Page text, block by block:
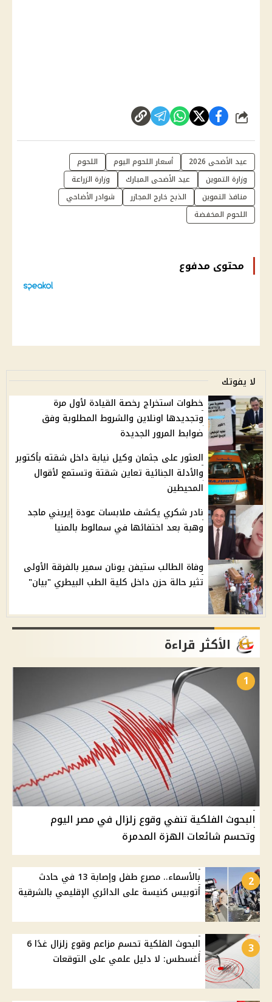
شارك
عيد الأضحى 2026 أسعار اللحوم اليوم
اللحوم
وزارة التموين
عيد الأضحى المبارك
وزارة الزراعة
منافذ التموين
الذبح خارج المجازر
شوادر الأضاحي
اللحوم المخفضة
محتوى مدفوع
لا يفوتك
خطوات استخراج رخصة القيادة لأول مرة
وتجديدها اونلاين والشروط المطلوبة وفق
ضوابط المرور الجديدة
العثور على جثمان وكيل نيابة داخل شقته بأكتوبر
والأدلة الجنائية تعاين شقتة وتستمع لأقوال
المحيطين
نادر شكري يكشف ملابسات عودة إيريني ماجد
وهبة بعد اختفائها في سمالوط بالمنيا
وفاة الطالب ستيفن يونان سمير بالفرقة الأولى
تثير حالة حزن داخل كلية الطب البيطري "بيان"
الأكثر قراءة
1
البحوث الفلكية تنفي وقوع زلزال في مصر اليوم
وتحسم شائعات الهزة المدمرة
2
بالأسماء.. مصرع طفل وإصابة 13 في حادث
أتوبيس كنيسة على الدائري الإقليمي بالشرقية
3
البحوث الفلكية تحسم مزاعم وقوع زلزال غدًا 6
أغسطس: لا دليل علمي على التوقعات